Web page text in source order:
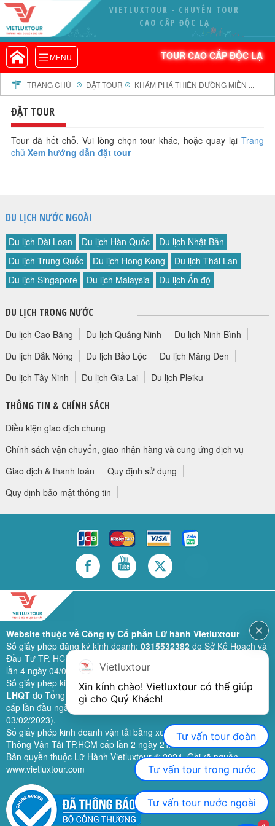
VIETLUXTOUR - CHUYÊN TOUR
CAO CẤP ĐỘC LẠ
MENU TOUR CAO CẤP ĐỘC LẠ
VIETLUXTOUR.COM
TOUR CAO CẤP ĐỘC LẠ
TOUR TRONG NƯỚC
TOUR NƯỚC NGOÀI
TOUR KHỞI HÀNH TỪ HÀ NỘI
TOUR KHỞI HÀNH TỪ ĐÀ NẴNG
TOUR KHỞI HÀNH TỪ CẦN THƠ
TOUR ĐOÀN - M.I.C.E
GIỚI THIỆU
PROFILE EN
THƯ KHEN VIETLUXTOUR
HỘP THƯ GÓP Ý
PROFILE HƯỚNG DẪN VIÊN
TRANG CHỦ ĐẶT TOUR KHÁM PHÁ THIÊN ĐƯỜNG MIỀN ...
ĐẶT TOUR
Tour đã hết chỗ. Vui lòng chọn tour khác, hoặc quay lạiTrang
chủ Xem hướng dẫn đặt tour
DU LỊCH NƯỚC NGOÀI
Du lịch Đài Loan Du lịch Hàn Quốc
Du lịch Nhật Bản
Du lịch Trung Quốc
Du lịch Hong Kong
Du lịch Thái Lan
Du lịch Singapore
Du lịch Malaysia Du lịch Ấn độ
DU LỊCH TRONG NƯỚC
Du lịch Cao Bằng Du lịch Quảng Ninh
Du lịch Ninh Bình
Du lịch Đắk Nông
Du lịch Bảo Lộc
Du lịch Măng Đen
Du lịch Tây Ninh
Du lịch Gia Lai Du lịch Pleiku
THÔNG TIN & CHÍNH SÁCH
Điều kiện giao dịch chung
Chính sách vận chuyển, giao nhận hàng và cung ứng dịch vụ
Giao dịch & thanh toán
Quy định sử dụng
Quy định bảo mật thông tin
Website thuộc về Công ty Cổ phần Lữ hành Vietluxtour
Số giấy phép đăng ký kinh doanh: 0315532382do Sở Kế Hoạch và
Đầu Tư TP. HCM cấp lần đầu ngày 28/02/2019 (sửa đổi bổ sung
lần 4 ngày 04/06/2024).
Số giấy phép kinh doanh lữ hành quốc tế:79-1111/2019/TCDL-GP
LHQTdo Tổng Cục Du Lịch (nay là Cục Du lịch quốc gia Việt Nam)
cấp lần đầu ngày 26/09/2019 (sửa đổi, bổ sung lần 3 ngày
03/02/2023).
Số giấy phép kinh doanh vận tải bằng xe ô tô:11924do Sở Giao
Thông Vận Tải TP.HCM cấp lần 2 ngày 21/02/2023.
Bản quyền thuộc Lữ Hành Vietluxtour ® 2024. Ghi rõ nguồn
www.vietluxtour.com
Vietluxtour
Xin kính chào! Vietluxtour có thể giúp
gì cho Quý Khách!
Tư vấn tour đoàn
Tư vấn tour trong nước
Tư vấn tour nước ngoài